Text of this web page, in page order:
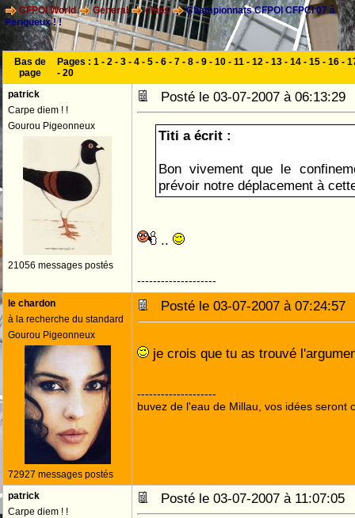
CFPOI World General clubs
Championnats CFPOI CFPCI 07 à
Perigueux ! !
Bas de
page
Pages : 1 - 2 - 3 - 4 - 5 - 6 - 7 - 8 - 9 - 10 - 11 - 12 - 13 - 14 - 15 - 16 -
- 20
patrick
Carpe diem ! !
Gourou Pigeonneux
21056 messages postés
Posté le 03-07-2007 à
Titi a écrit :
Bon vivement que le
prévoir notre déplacement à
..
--------------------
le chardon
à la recherche du standard
Gourou Pigeonneux
72927 messages postés
Posté le 03-07-2007 à
je crois que tu as trouvé
--------------------
buvez de l'eau de Millau, vos idées seront
patrick
Carpe diem ! !
Posté le 03-07-2007 à